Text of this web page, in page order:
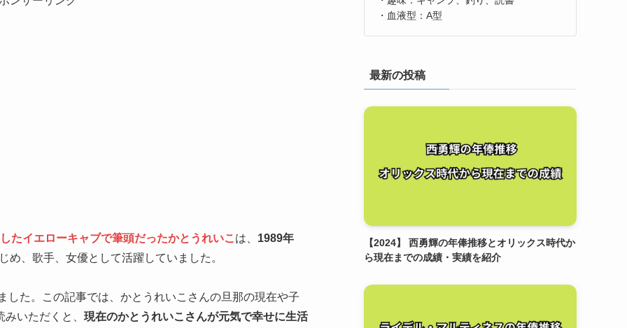
たイエローキャブで筆頭だったかとうれいこ は、 1989年
め、歌手、女優として活躍していました。
した。この記事では、かとうれいこさんの旦那の現在や子
いただくと、 現在のかとうれいこさんが元気で幸せに生活
・血液型：A型
最新の投稿
【2024】 西勇輝の年俸推移とオリックス時代か
ら現在までの成績・実績を紹介